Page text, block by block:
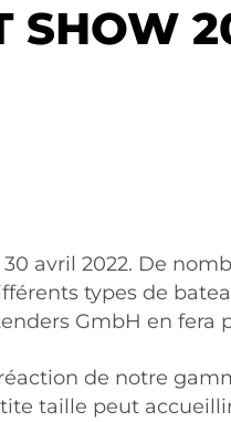
SHOW
avril 2022. De
types de
GmbH en fera
de notre
taille peut